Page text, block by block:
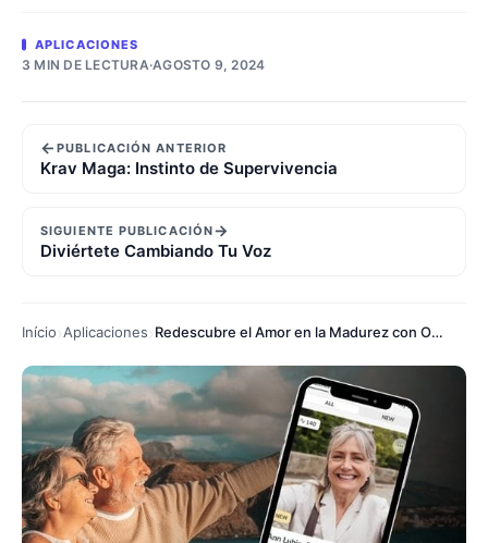
APLICACIONES
3 MIN DE LECTURA·AGOSTO 9, 2024
←PUBLICACIÓN ANTERIOR
Krav Maga: Instinto de Supervivencia
SIGUIENTE PUBLICACIÓN→
Diviértete Cambiando Tu Voz
Início Aplicaciones Redescubre el Amor en la Madurez con OurTime y SilverSingles